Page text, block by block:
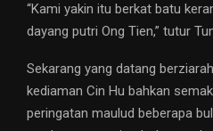
“Kami yakin itu berkat batu
dayang putri Ong Tien,” tutur
Sekarang yang datang
kediaman Cin Hu bahkan
peringatan maulud beberapa